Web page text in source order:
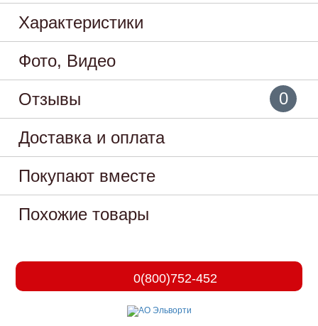
Характеристики
Фото, Видео
Отзывы
0
Доставка и оплата
Покупают вместе
Похожие товары
0(800)752-452